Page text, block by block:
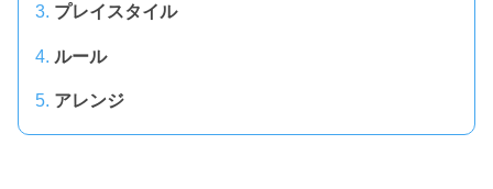
プレイスタイル
ルール
アレンジ